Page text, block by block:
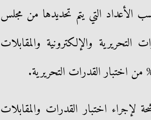
التي يتم تحديدها من مجلس
والإلكترونية والمقابلات
لإجراء اختبار القدرات والمقابلات